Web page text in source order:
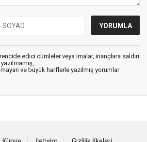
edici cümleler veya imalar, inançlara saldırı
ve büyük harflerle yazılmış yorumlar